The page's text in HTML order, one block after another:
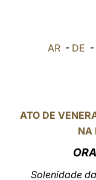
AR - DE -
ATO DE
NA
Solenidade